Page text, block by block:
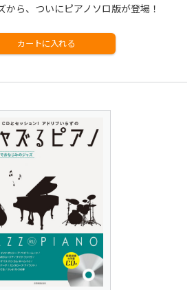
から、ついにピアノソロ版が登場！
カートに入れる